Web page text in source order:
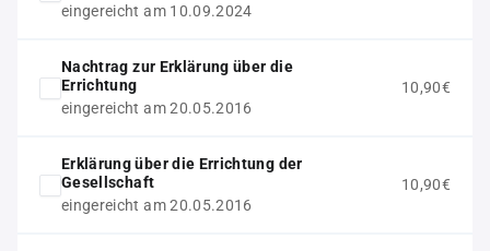
eingereicht am 10.09.2024
Nachtrag zur Erklärung über die
Errichtung
eingereicht am 20.05.2016
10,90€
Erklärung über die Errichtung der
Gesellschaft
eingereicht am 20.05.2016
10,90€